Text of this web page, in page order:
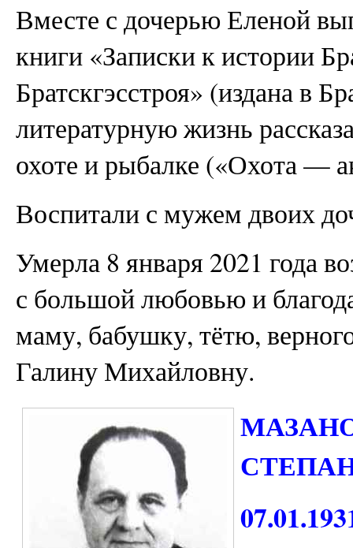
Вместе с дочерью Еленой
книги «Записки к истории
Братскгэсстроя» (издана в
литературную жизнь
охоте и рыбалке («Охота —
Воспитали с мужем двоих
Умерла 8 января 2021 года
с большой любовью и
маму, бабушку, тётю,
Галину Михайловну.